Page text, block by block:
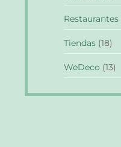
Restaurantes
Tiendas (18)
WeDeco (13)